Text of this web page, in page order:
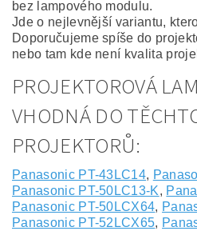
bez lampového modulu.
Jde o nejlevnější variantu,
Doporučujeme spíše do
nebo tam kde není kvalita
PROJEKTOROVÁ
VHODNÁ DO
PROJEKTORŮ:
Panasonic PT-43LC14,
Panasonic PT-50LC13-K,
Panasonic PT-50LCX64,
Panasonic PT-52LCX65,